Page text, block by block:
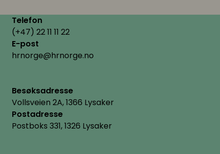
Telefon
(+47) 22 11 11 22
E-post
hrnorge@hrnorge.no
Besøksadresse
Vollsveien 2A, 1366 Lysaker
Postadresse
Postboks 331, 1326 Lysaker